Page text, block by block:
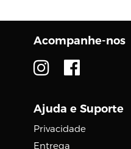
Acompanhe-nos
Ajuda e Suporte
Privacidade
Entrega